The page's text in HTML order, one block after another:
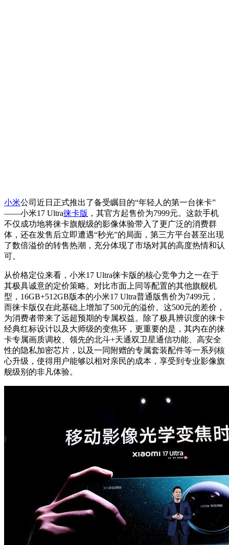
小米公司近日正式推出了备受瞩目的“年轻人的第一台徕卡”
——小米17 Ultra徕卡版 ，其官方起售价为7999元。这款手机
不仅成功地将徕卡旗舰级的影像体验带入了更广泛的消费群
体，还在发售后立即遭遇“秒光”的局面，第三方平台甚至出现
了数倍溢价的转售热潮，充分体现了市场对其的高度热情和认
可。
从价格定位来看，小米17 Ultra徕卡版的核心竞争力之一在于
其极具诚意的定价策略。对比市面上同等配置的其他旗舰机
型，16GB+512GB版本的小米17 Ultra普通版售价为7499元，
而徕卡版仅在此基础上增加了500元的溢价。这500元的差价，
为消费者带来了远超预期的专属权益。除了极具辨识度的徕卡
经典红标设计以及大师级的变焦环，更重要的是，其内在的徕
卡专属画质调校、领先的北斗+天通双卫星通信功能、高安全
性的隐私加密芯片，以及一同附赠的专属套装配件等一系列核
心升级，使得用户能够以相对亲民的成本，享受到专业影像旗
舰级别的非凡体验。